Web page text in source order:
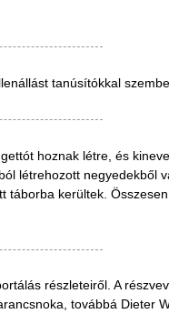
tanúsítókkal
hoznak létre, és
létrehozott negyedekből
kerültek.
részleteiről. A
továbbá Dieter